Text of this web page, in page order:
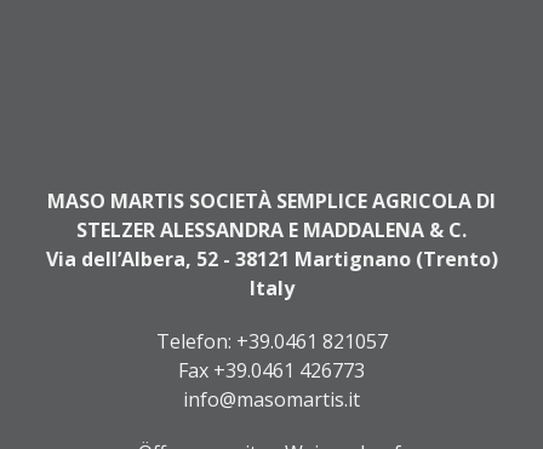
MASO MARTIS SOCIETÀ SEMPLICE AGRICOLA DI
STELZER ALESSANDRA E MADDALENA & C.
Via dell’Albera, 52 - 38121 Martignano (Trento)
Italy
Telefon: +39.0461 821057
Fax +39.0461 426773
info@masomartis.it